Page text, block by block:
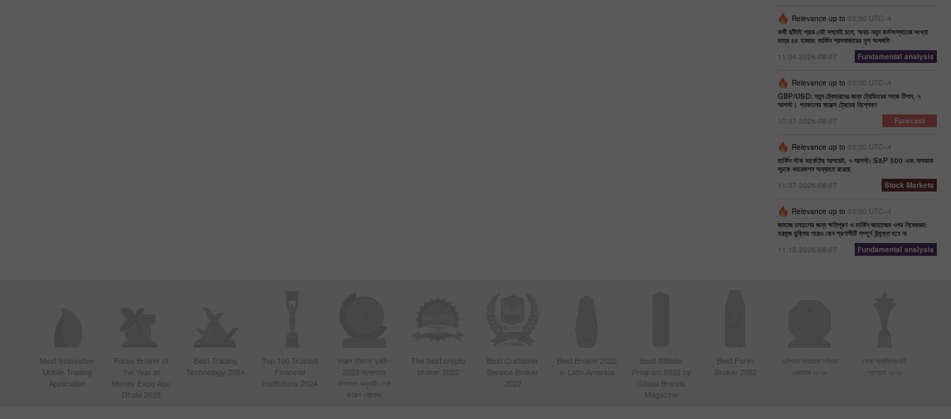
Relevance up to 03:00 UTC--4
কর্মী ছাঁটাই প্রায় নেই বললেই চলে, অথচ নতুন কর্মসংস্থানের সংখ্যা
মাত্র ৪৪ হাজার: মার্কিন শ্রমবাজারের মূল অসঙ্গতি
11:04 2026-08-07
Fundamental analysis
Relevance up to 03:00 UTC--4
GBP/USD: নতুন ট্রেডারদের জন্য ট্রেডিংয়ের সহজ টিপস, ৭
আগস্ট। গতকালের ফরেক্স ট্রেডের বিশ্লেষণ
10:07 2026-08-07
Forecast
Relevance up to 03:00 UTC--4
মার্কিন স্টক মার্কেটের আপডেট, ৭ আগস্ট: S&P 500 এবং নাসডাক
সূচকে কারেকশন অব্যাহত রয়েছে
11:37 2026-08-07
Stock Markets
Relevance up to 03:00 UTC--4
জাহাজ চলাচলের জন্য ক্ষতিপূরণ ও মার্কিন জাহাজের ওপর নিষেধাজ্ঞা:
হরমুজ চুক্তির পরেও কেন প্রণালীটি সম্পূর্ণ উন্মুক্ত হবে না
11:15 2026-08-07
Fundamental analysis
Most Innovative
Mobile Trading
Application
Forex Broker of
the Year at
Money Expo Abu
Dhabi 2025
Best Trading
Technology 2024
Top 100 Trusted
Financial
Institutions 2024
ফরেক্স ট্রেডার্স দুবাই–
2023 সম্মেলনের
ফলাফল অনুযায়ী সেরা
ফরেক্স ব্রোকার
The best crypto
broker 2022
Best Customer
Service Broker
2022
Best Broker 2022
in Latin America
Best Affiliate
Program 2022 by
Global Brands
Magazine
Best Forex
Broker 2022
এশিয়ায় সবচেয়ে সক্রিয়
ব্রোকার ২০২০
সেরা অ্যাফিলিয়েট
প্রোগ্রাম ২০২০